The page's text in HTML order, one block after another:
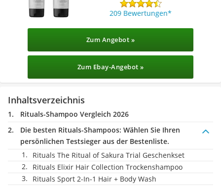
209 Bewertungen
Zum Angebot »
Zum Ebay-Angebot »
Inhaltsverzeichnis
Rituals-Shampoo Vergleich 2026
Die besten Rituals-Shampoos: Wählen Sie Ihren
persönlichen Testsieger aus der Bestenliste.
Rituals The Ritual of Sakura Trial Geschenkset
Rituals Elixir Hair Collection Trockenshampoo
Rituals Sport 2-In-1 Hair + Body Wash